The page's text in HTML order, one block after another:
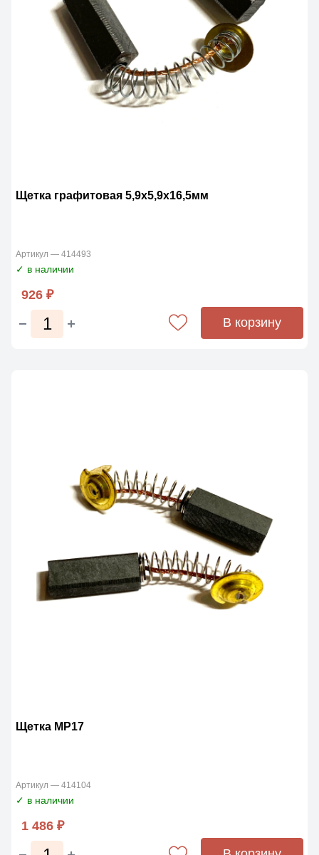
Щетка графитовая 5,9х5,9х16,5мм
Артикул — 414493
✓ в наличии
926 ₽
В корзину
Щетка МР17
Артикул — 414104
✓ в наличии
1 486 ₽